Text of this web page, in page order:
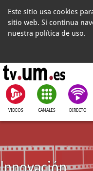
Este sitio usa cookies
sitio web. Si continua
nuestra política de uso.
VIDEOS CANALES DIRECTO